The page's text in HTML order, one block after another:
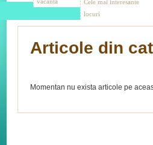
Cele mai interesante
locuri
Articole din
Momentan nu exista articole pe